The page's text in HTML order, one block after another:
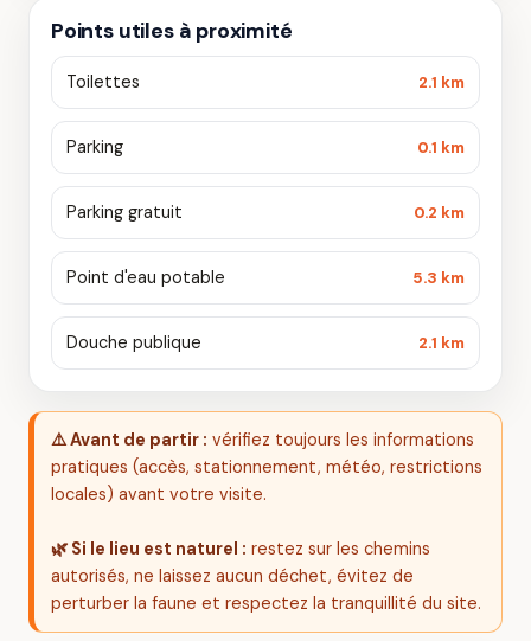
Points utiles à proximité
Toilettes 2.1 km
Parking 0.1 km
Parking gratuit 0.2 km
Point d'eau potable 5.3 km
Douche publique 2.1 km
⚠️ Avant de partir : vérifiez toujours les informations
pratiques (accès, stationnement, météo, restrictions
locales) avant votre visite.
🌿 Si le lieu est naturel : restez sur les chemins
autorisés, ne laissez aucun déchet, évitez de
perturber la faune et respectez la tranquillité du site.